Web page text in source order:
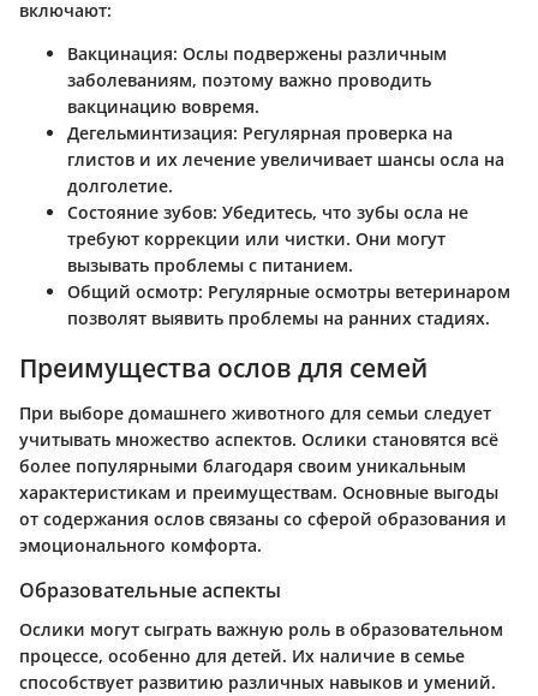
включают:
Вакцинация: Ослы подвержены различным
заболеваниям, поэтому важно проводить
вакцинацию вовремя.
Дегельминтизация: Регулярная проверка на
глистов и их лечение увеличивает шансы осла на
долголетие.
Состояние зубов: Убедитесь, что зубы осла не
требуют коррекции или чистки. Они могут
вызывать проблемы с питанием.
Общий осмотр: Регулярные осмотры ветеринаром
позволят выявить проблемы на ранних стадиях.
Преимущества ослов для семей
При выборе домашнего животного для семьи следует
учитывать множество аспектов. Ослики становятся всё
более популярными благодаря своим уникальным
характеристикам и преимуществам. Основные выгоды
от содержания ослов связаны со сферой образования и
эмоционального комфорта.
Образовательные аспекты
Ослики могут сыграть важную роль в образовательном
процессе, особенно для детей. Их наличие в семье
способствует развитию различных навыков и умений.